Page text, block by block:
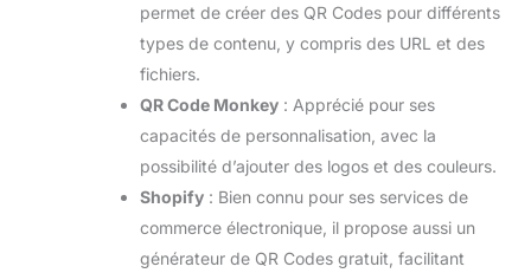
permet de créer des QR Codes pour différents
types de contenu, y compris des URL et des
fichiers.
QR Code Monkey : Apprécié pour ses
capacités de personnalisation, avec la
possibilité d’ajouter des logos et des couleurs.
Shopify : Bien connu pour ses services de
commerce électronique, il propose aussi un
générateur de QR Codes gratuit, facilitant